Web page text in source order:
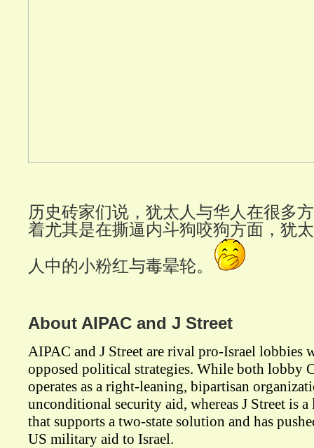
历史砖家们说，犹太人与华人在很多
着尤其是在撕逼内斗狗咬狗方面，犹
人中的小粉红与毒晕轮。
About AIPAC and J Street
AIPAC and J Street are rival pro-Israel lobbies
opposed political strategies. While both lobby
operates as a right-leaning, bipartisan
unconditional security aid, whereas J Street is
that supports a two-state solution and has
US military aid to Israel.